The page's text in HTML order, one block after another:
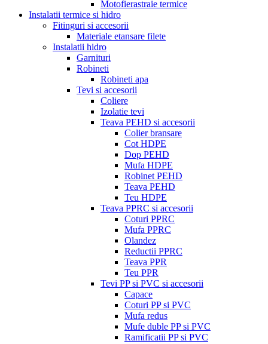
Motofierastraie termice
Instalatii termice si hidro
Fitinguri si accesorii
Materiale etansare filete
Instalatii hidro
Garnituri
Robineti
Robineti apa
Tevi si accesorii
Coliere
Izolatie tevi
Teava PEHD si accesorii
Colier bransare
Cot HDPE
Dop PEHD
Mufa HDPE
Robinet PEHD
Teava PEHD
Teu HDPE
Teava PPRC si accesorii
Coturi PPRC
Mufa PPRC
Olandez
Reductii PPRC
Teava PPR
Teu PPR
Tevi PP si PVC si accesorii
Capace
Coturi PP si PVC
Mufa redus
Mufe duble PP si PVC
Ramificatii PP si PVC